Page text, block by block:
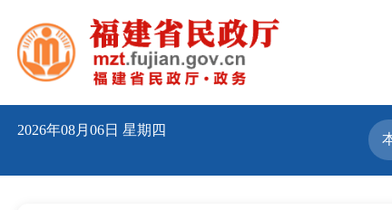
2026年08月06日 星期四